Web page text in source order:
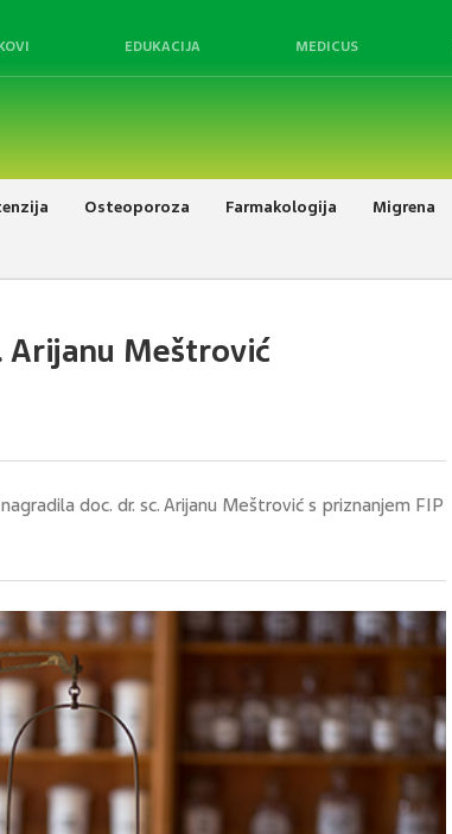
EDUKACIJA MEDICUS
Osteoporoza Farmakologija Migrena
Arijanu Meštrović
doc. dr. sc. Arijanu Meštrović s priznanjem FIP